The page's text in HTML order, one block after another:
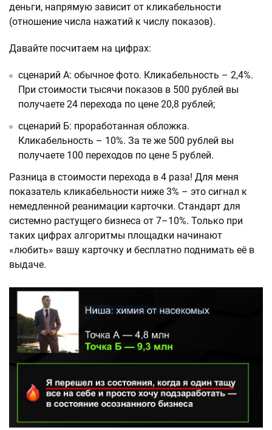
деньги, напрямую зависит от кликабельности
(отношение числа нажатий к числу показов).
Давайте посчитаем на цифрах:
сценарий А: обычное фото. Кликабельность – 2,4%.
При стоимости тысячи показов в 500 рублей вы
получаете 24 перехода по цене 20,8 рублей;
сценарий Б: проработанная обложка.
Кликабельность – 10%. За те же 500 рублей вы
получаете 100 переходов по цене 5 рублей.
Разница в стоимости перехода в 4 раза! Для меня
показатель кликабельности ниже 3% – это сигнал к
немедленной реанимации карточки. Стандарт для
системно растущего бизнеса от 7–10%. Только при
таких цифрах алгоритмы площадки начинают
«любить» вашу карточку и бесплатно поднимать её в
выдаче.